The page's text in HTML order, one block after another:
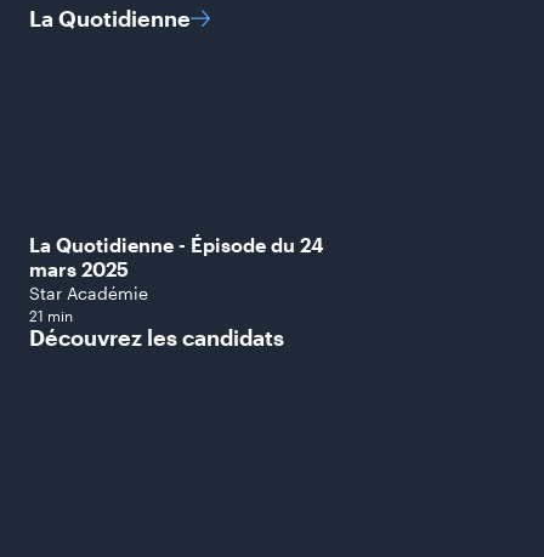
La Quotidienne
La Quotidienne - Épisode du 24
mars 2025
Star Académie
21 min
Découvrez lescandidats